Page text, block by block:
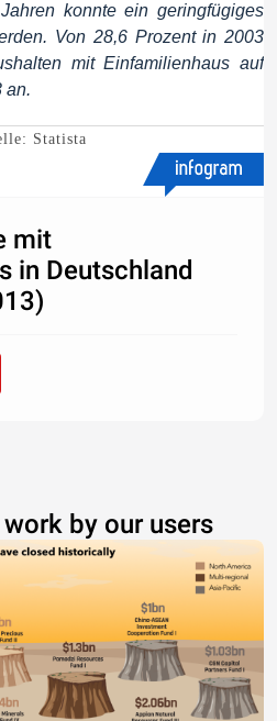
konnte ein geringfügiges
Von 28,6 Prozent in 2003
mit Einfamilienhaus auf
an.
Statista
mit
in Deutschland
by our users